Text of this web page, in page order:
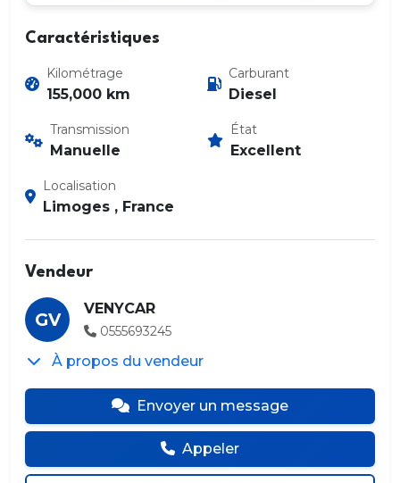
Caractéristiques
Kilométrage
155,000 km
Carburant
Diesel
Transmission
Manuelle
État
Excellent
Localisation
Limoges , France
Vendeur
GV
VENYCAR
0555693245
À propos du vendeur
Envoyer un message
Appeler